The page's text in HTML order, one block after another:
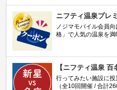
ニフティ温泉プレ
ノジマモバイル会員
格」で人気の温泉を満
【ニフティ温泉 百
行ってみたい施設に投
（全10回開催 / 合計